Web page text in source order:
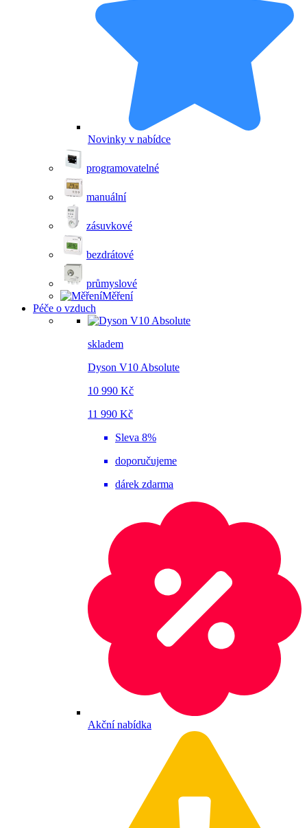
Novinky v nabídce
programovatelné
manuální
zásuvkové
bezdrátové
průmyslové
Měření
Péče o vzduch
skladem
Dyson V10 Absolute
10 990 Kč
11 990 Kč
Sleva 8%
doporučujeme
dárek zdarma
Akční nabídka